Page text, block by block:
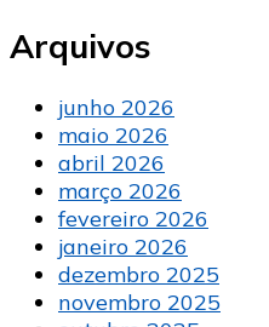
Arquivos
junho 2026
maio 2026
abril 2026
março 2026
fevereiro 2026
janeiro 2026
dezembro 2025
novembro 2025